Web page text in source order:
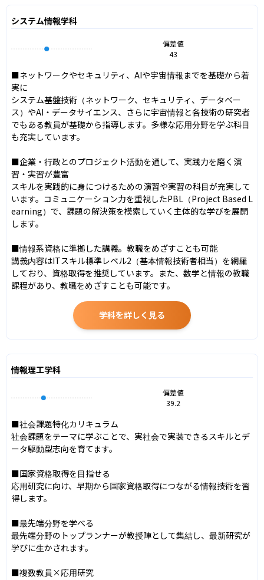
システム情報学科
偏差値
43
■ネットワークやセキュリティ、AIや宇宙情報までを基礎から着
実に
システム基盤技術（ネットワーク、セキュリティ、データベー
ス）やAI・データサイエンス、さらに宇宙情報と各技術の研究者
でもある教員が基礎から指導します。多様な応用分野を学ぶ科目
も充実しています。
■企業・行政とのプロジェクト活動を通して、実践力を磨く演
習・実習が豊富
スキルを実践的に身につけるための演習や実習の科目が充実して
います。コミュニケーション力を重視したPBL（Project Based L
earning）で、課題の解決策を模索していく主体的な学びを展開
します。
■情報系資格に準拠した講義。教職をめざすことも可能
講義内容はITスキル標準レベル2（基本情報技術者相当）を網羅
しており、資格取得を推奨しています。また、数学と情報の教職
課程があり、教職をめざすことも可能です。
学科を詳しく見る
情報理工学科
偏差値
39.2
■社会課題特化カリキュラム
社会課題をテーマに学ぶことで、実社会で実装できるスキルとデ
ータ駆動型志向を育てます。
■国家資格取得を目指せる
応用研究に向け、早期から国家資格取得につながる情報技術を習
得します。
■最先端分野を学べる
最先端分野のトップランナーが教授陣として集結し、最新研究が
学びに生かされます。
■複数教員×応用研究